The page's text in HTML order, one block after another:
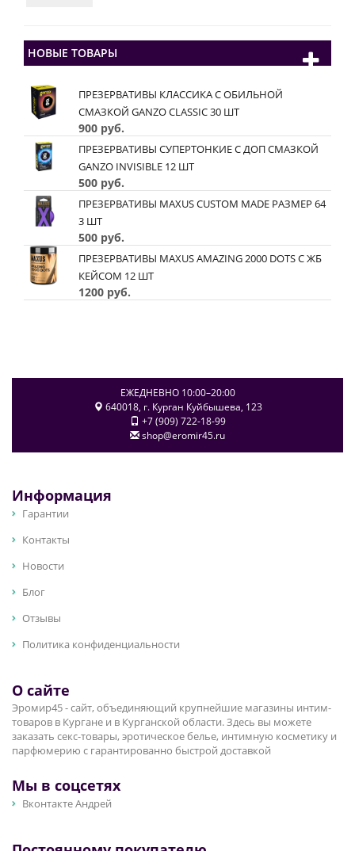
НОВЫЕ ТОВАРЫ
ПРЕЗЕРВАТИВЫ КЛАССИКА С ОБИЛЬНОЙ
СМАЗКОЙ GANZO CLASSIC 30 ШТ
900 руб.
ПРЕЗЕРВАТИВЫ СУПЕРТОНКИЕ С ДОП СМАЗКОЙ
GANZO INVISIBLE 12 ШТ
500 руб.
ПРЕЗЕРВАТИВЫ MAXUS CUSTOM MADE РАЗМЕР 64
3 ШТ
500 руб.
ПРЕЗЕРВАТИВЫ MAXUS AMAZING 2000 DOTS С ЖБ
КЕЙСОМ 12 ШТ
1200 руб.
ЕЖЕДНЕВНО 10:00–20:00
640018, г. Курган Куйбышева, 123
+7 (909) 722-18-99
shop@eromir45.ru
Информация
Гарантии
Контакты
Новости
Блог
Отзывы
Политика конфиденциальности
О сайте
Эромир45 - сайт, объединяющий крупнейшие магазины интим-
товаров в Кургане и в Курганской области. Здесь вы можете
заказать секс-товары, эротическое белье, интимную косметику и
парфюмерию с гарантированно быстрой доставкой
Мы в соцсетях
Вконтакте Андрей